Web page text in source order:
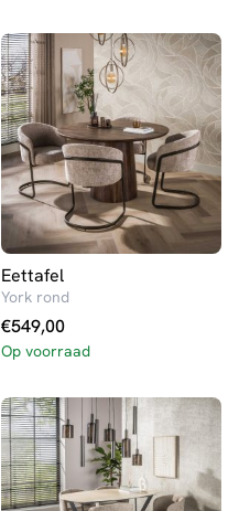
Eettafel
York rond
€549,00
Op voorraad